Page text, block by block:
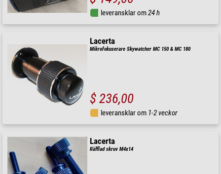
leveransklar om24 h
Lacerta
Mikrofokuserare Skywatcher MC 150 & MC 180
$ 236,00
leveransklar om 1-2 veckor
Lacerta
Räfflad skruv M4x14